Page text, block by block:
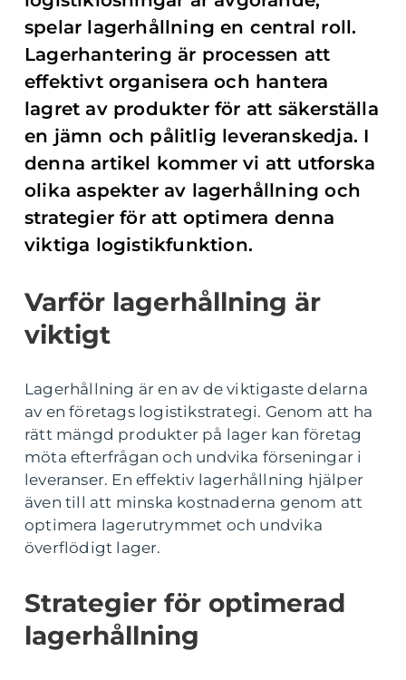
spelar lagerhållning en central roll.
Lagerhantering är processen att
effektivt organisera och hantera
lagret av produkter för att säkerställa
en jämn och pålitlig leveranskedja. I
denna artikel kommer vi att utforska
olika aspekter av lagerhållning och
strategier för att optimera denna
viktiga logistikfunktion.
Varför lagerhållning är
viktigt
Lagerhållning är en av de viktigaste delarna
av en företags logistikstrategi. Genom att ha
rätt mängd produkter på lager kan företag
möta efterfrågan och undvika förseningar i
leveranser. En effektiv lagerhållning hjälper
även till att minska kostnaderna genom att
optimera lagerutrymmet och undvika
överflödigt lager.
Strategier för optimerad
lagerhållning